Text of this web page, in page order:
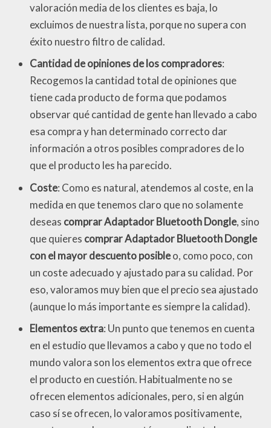
valoración media de los clientes es baja, lo
excluimos de nuestra lista, porque no supera con
éxito nuestro filtro de calidad.
Cantidad de opiniones de los compradores:
Recogemos la cantidad total de opiniones que
tiene cada producto de forma que podamos
observar qué cantidad de gente han llevado a cabo
esa compra y han determinado correcto dar
información a otros posibles compradores de lo
que el producto les ha parecido.
Coste: Como es natural, atendemos al coste, en la
medida en que tenemos claro que no solamente
deseas comprar Adaptador Bluetooth Dongle, sino
que quieres comprar Adaptador Bluetooth Dongle
con el mayor descuento posibleo, como poco, con
un coste adecuado y ajustado para su calidad. Por
eso, valoramos muy bien que el precio sea ajustado
(aunque lo más importante es siempre la calidad).
Elementos extra: Un punto que tenemos en cuenta
en el estudio que llevamos a cabo y que no todo el
mundo valora son los elementos extra que ofrece
el producto en cuestión. Habitualmente no se
ofrecen elementos adicionales, pero, si en algún
caso sí se ofrecen, lo valoramos positivamente,